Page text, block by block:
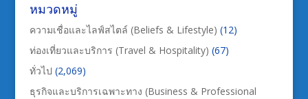
หมวดหมู่
ความเชื่อและไลฟ์สไตล์ (Beliefs & Lifestyle) (12)
ท่องเที่ยวและบริการ (Travel & Hospitality) (67)
ทั่วไป (2,069)
ธุรกิจและบริการเฉพาะทาง (Business & Professional